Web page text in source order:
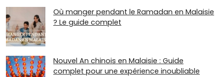
Où manger pendant le Ramadan en Malaisie
? Le guide complet
Nouvel An chinois en Malaisie : Guide
complet pour une expérience inoubliable